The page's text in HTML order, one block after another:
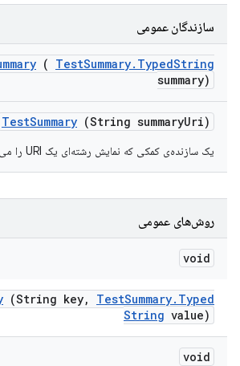
سازندگان عمومی
( TestSummary. TypedString
summary)
TestSummary (String summaryUri)
یک سازنده‌ی کمکی که نمایش رشته‌ای یک URI را می‌گیرد.
روش‌های عمومی
void
(String key, TestSummary. Typed
String value)
void